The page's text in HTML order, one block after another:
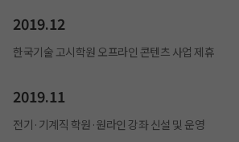
2019.12
한국기술 고시학원 오프라인 콘텐츠 사업 제휴
2019.11
전기·기계직 학원·원라인 강좌 신설 및 운영